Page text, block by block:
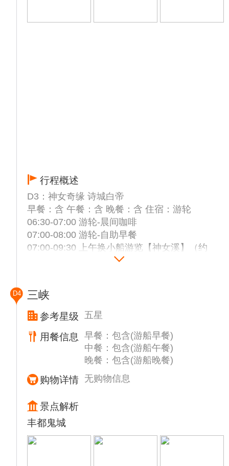
行程概述
D3：神女奇缘 诗城白帝
早餐：含 午餐：含 晚餐：含 住宿：游轮
06:30-07:00 游轮-晨间咖啡
07:00-08:00 游轮-自助早餐
07:00-09:30 上午换小船游览【神女溪】（约
2小时），神女溪离“巫山十二峰”神女峰最
11:30-12:40 游轮上享用自助午餐，沿途欣赏
瞿塘峡风光，13:00抵达奉节，上三面环水的
江心岛参观诗城——【白帝城】（【白帝城
252/人】自理）（约1.5小时），三国遗址-刘
备托孤堂、东西碑林、古巴人悬棺陈列室、武
侯祠等景点。在这您可以看到高大雄伟的断崖
千尺[夔门]。
18:00-19:00，游轮上享用自助晚餐。
20:00-21:30 电影时光--长江三峡纪录片
提示：游船上时间项目安排请以当天实际通知
为准，有不明白的地方请第一时间到船上前台
咨询确认。
D4 三峡
参考星级 五星
用餐信息
早餐：包含(游船早餐)
中餐：包含(游船午餐)
晚餐：包含(游船晚餐)
购物详情 无购物信息
景点解析
丰都鬼城